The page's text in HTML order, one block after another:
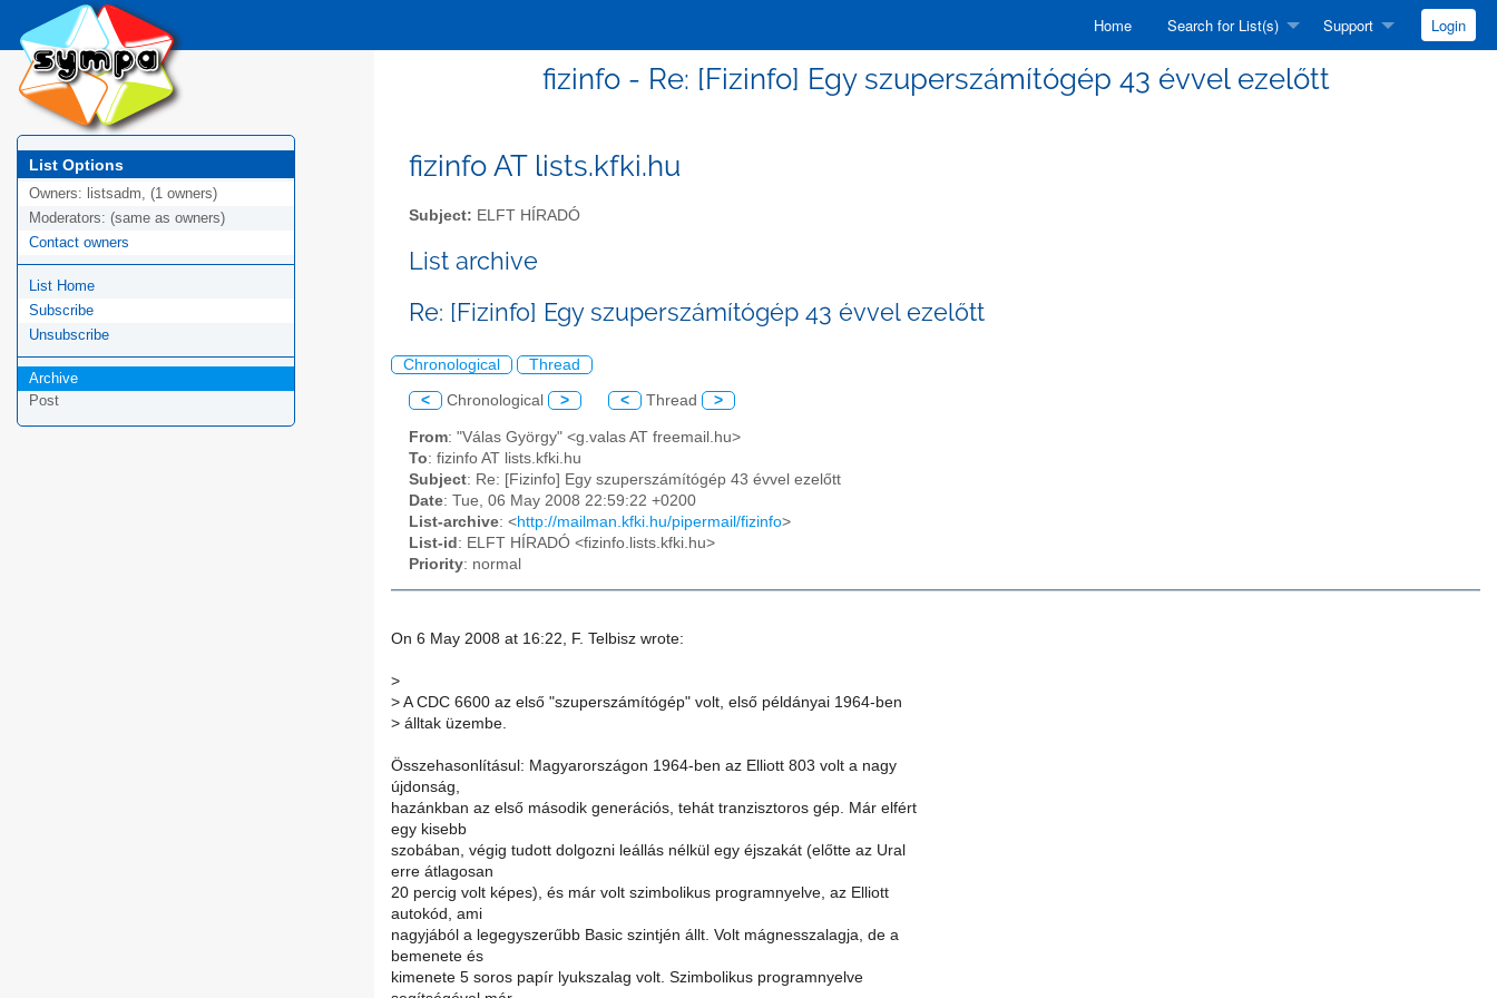
Home Search for List(s) Support Login
fizinfo - Re: [Fizinfo] Egy szuperszámítógép 43 évvel ezelőtt
List Options
Owners: listsadm, (1 owners)
Moderators: (same as owners)
Contact owners
List Home
Subscribe
Unsubscribe
Archive
Post
fizinfo AT lists.kfki.hu
Subject: ELFT HÍRADÓ
List archive
Re: [Fizinfo] Egy szuperszámítógép 43 évvel ezelőtt
Chronological Thread
< Chronological > < Thread >
From: "Válas György" <g.valas AT freemail.hu>
To: fizinfo AT lists.kfki.hu
Subject: Re: [Fizinfo] Egy szuperszámítógép 43 évvel ezelőtt
Date: Tue, 06 May 2008 22:59:22 +0200
List-archive: <http://mailman.kfki.hu/pipermail/fizinfo>
List-id : ELFT HÍRADÓ <fizinfo.lists.kfki.hu>
Priority: normal
On 6 May 2008 at 16:22, F. Telbisz wrote:
>
> A CDC 6600 az első "szuperszámítógép" volt, első példányai 1964-ben
> álltak üzembe.
Összehasonlításul: Magyarországon 1964-ben az Elliott 803 volt a nagy
újdonság,
hazánkban az első második generációs, tehát tranzisztoros gép. Már elfért
egy kisebb
szobában, végig tudott dolgozni leállás nélkül egy éjszakát (előtte az Ural
erre átlagosan
20 percig volt képes), és már volt szimbolikus programnyelve, az Elliott
autokód, ami
nagyjából a legegyszerűbb Basic szintjén állt. Volt mágnesszalagja, de a
bemenete és
kimenete 5 soros papír lyukszalag volt. Szimbolikus programnyelve